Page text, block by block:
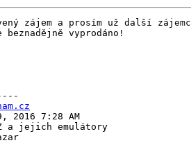
zájem a prosím už další
vyprodáno!
2016 7:28 AM
a jejich emulátory